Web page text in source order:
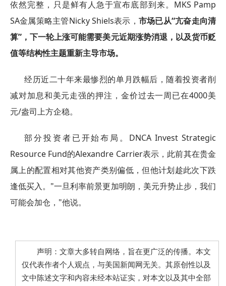
依然完整，只是鲜有人急于宣布底部到来。MKS Pamp
SA金属策略主管Nicky Shiels表示， 市场已从“亢奋走向清
算”，下一轮上涨可能需要美元近期涨势消退，以及货币贬
值等结构性主题重新主导市场。
经历近二十年来最惨烈的单月跌幅后，随着投资者削
减对加息和美元走强的押注，金价过去一周已在4000美
元/盎司上方企稳。
部分投资者已开始布局。DNCA Invest Strategic
Resource Fund的Alexandre Carrier表示，此前其在贵金
属上的配置相对其他资产类别偏低，但他计划趁此次下跌
逢低买入。"一旦利率前景更加明朗，美元升势止步，我们
可能会加仓，"他说。
声明：文章大多转自网络，旨在更广泛的传播。本文
仅代表作者个人观点，与美国新闻网无关。其原创性以及
文中陈述文字和内容未经本站证实，对本文以及其中全部